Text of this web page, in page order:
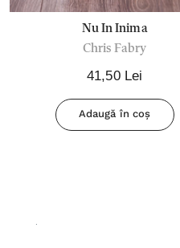
Nu In Inima
Chris Fabry
41,50 Lei
Adaugă în coș